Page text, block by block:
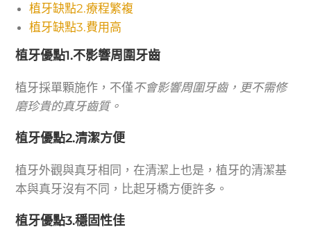
植牙缺點2.療程繁複
植牙缺點3.費用高
植牙優點1.不影響周圍牙齒
植牙採單顆施作，不僅不會影響周圍牙齒，更不需修
磨珍貴的真牙齒質。
植牙優點2.清潔方便
植牙外觀與真牙相同，在清潔上也是，植牙的清潔基
本與真牙沒有不同，比起牙橋方便許多。
植牙優點3.穩固性佳